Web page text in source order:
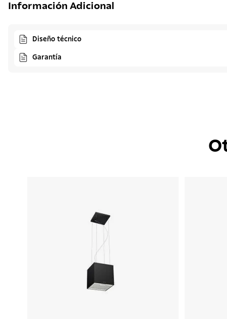
Información Adicional
Diseño técnico
Garantía